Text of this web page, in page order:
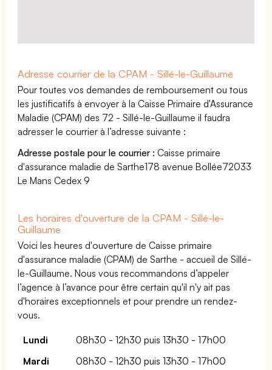
Adresse courrier de la CPAM - Sillé-le-Guillaume
Pour toutes vos demandes de remboursement ou tous
les justificatifs à envoyer à la Caisse Primaire d'Assurance
Maladie (CPAM) des 72 - Sillé-le-Guillaume il faudra
adresser le courrier à l’adresse suivante :
Adresse postale pour le courrier : Caisse primaire
d'assurance maladie de Sarthe178 avenue Bollée72033
Le Mans Cedex 9
Les horaires d'ouverture de la CPAM - Sillé-le-
Guillaume
Voici les heures d'ouverture de Caisse primaire
d'assurance maladie (CPAM) de Sarthe - accueil de Sillé-
le-Guillaume. Nous vous recommandons d’appeler
l’agence à l’avance pour être certain qu'il n'y ait pas
d'horaires exceptionnels et pour prendre un rendez-
vous.
Lundi
08h30 - 12h30 puis 13h30 - 17h00
Mardi
08h30 - 12h30 puis 13h30 - 17h00